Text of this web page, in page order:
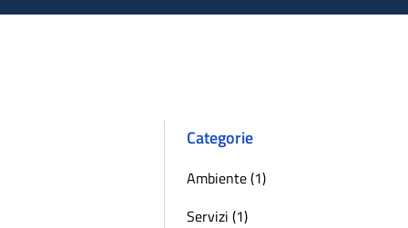
Categorie
Ambiente (1)
Servizi (1)